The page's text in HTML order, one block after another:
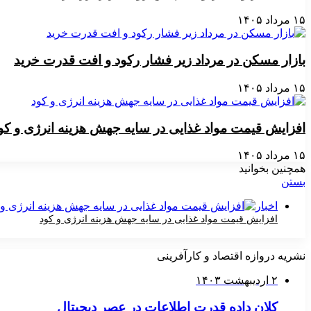
۱۵ مرداد ۱۴۰۵
بازار مسکن در مرداد زیر فشار رکود و افت قدرت خرید
۱۵ مرداد ۱۴۰۵
افزایش قیمت مواد غذایی در سایه جهش هزینه انرژی و
۱۵ مرداد ۱۴۰۵
همچنین بخوانید
بستن
اخبار
افزایش قیمت مواد غذایی در سایه جهش هزینه انرژی و کود
نشریه دروازه اقتصاد و کارآفرینی
۲ اردیبهشت ۱۴۰۳
کلان داده قدرت اطلاعات در عصر دیجیتال